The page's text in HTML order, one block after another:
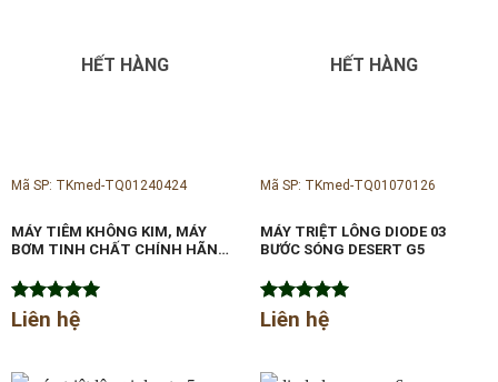
HẾT HÀNG
Mã SP: TKmed-TQ01240424
MÁY TIÊM KHÔNG KIM, MÁY
BƠM TINH CHẤT CHÍNH HÃNG
Được xếp
5.00
Liên hệ
HẾT HÀNG
Mã SP: TKmed-TQ01070126
MÁY TRIỆT LÔNG DIODE 03
BƯỚC SÓNG DESERT G5
Được xếp
5.00
Liên hệ